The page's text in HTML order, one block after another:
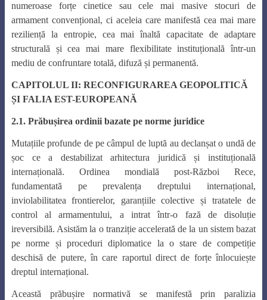
numeroase forțe cinetice sau cele mai masive stocuri de
armament convențional, ci aceleia care manifestă cea mai mare
reziliență la entropie, cea mai înaltă capacitate de adaptare
structurală și cea mai mare flexibilitate instituțională într-un
mediu de confruntare totală, difuză și permanentă.
CAPITOLUL II: RECONFIGURAREA GEOPOLITICĂ
ȘI FALIA EST-EUROPEANĂ
2.1. Prăbușirea ordinii bazate pe norme juridice
Mutațiile profunde de pe câmpul de luptă au declanșat o undă de
șoc ce a destabilizat arhitectura juridică și instituțională
internațională. Ordinea mondială post-Război Rece,
fundamentată pe prevalența dreptului internațional,
inviolabilitatea frontierelor, garanțiile colective și tratatele de
control al armamentului, a intrat într-o fază de disoluție
ireversibilă. Asistăm la o tranziție accelerată de la un sistem bazat
pe norme și proceduri diplomatice la o stare de competiție
deschisă de putere, în care raportul direct de forțe înlocuiește
dreptul internațional.
Această prăbușire normativă se manifestă prin paralizia